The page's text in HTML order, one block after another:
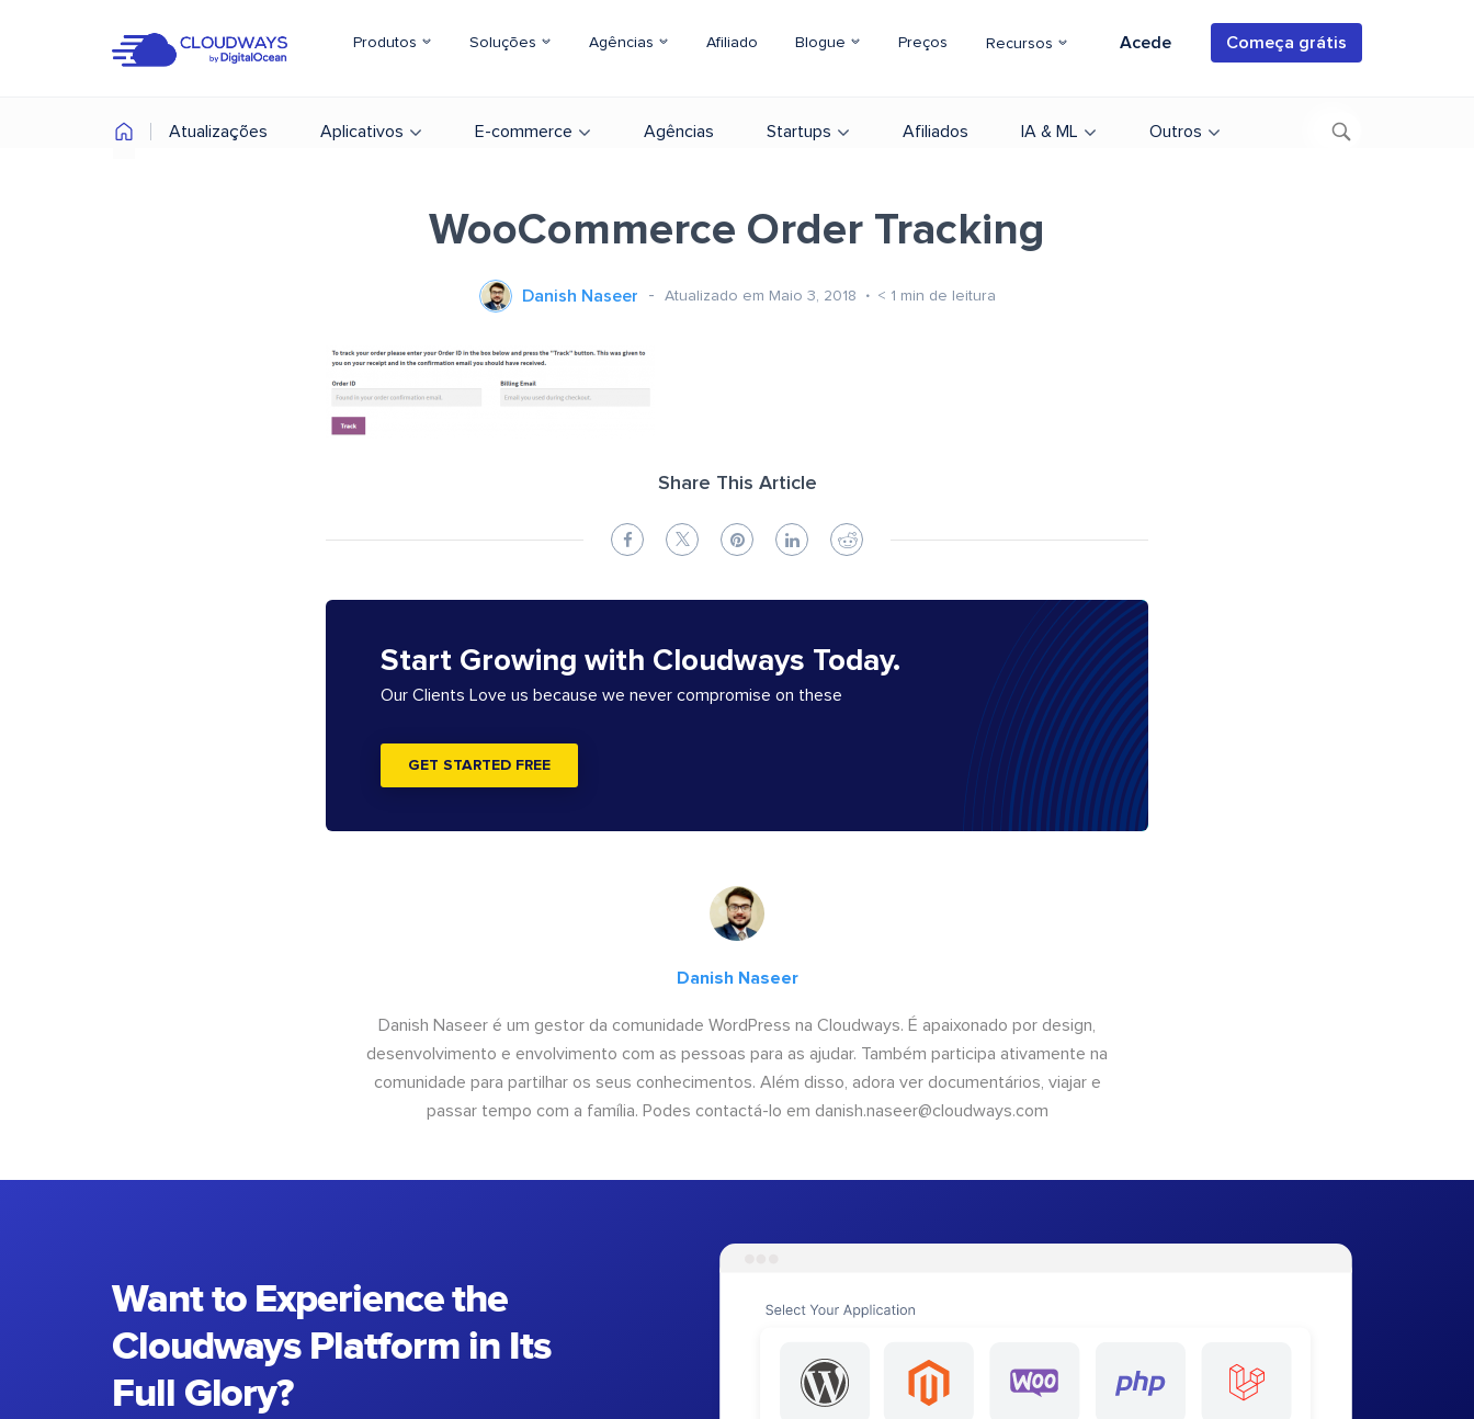
Produtos Soluções Agências Afiliado Blogue Preços Recursos Acede Começa grátis
Atualizações Aplicativos E-commerce Agências Startups Afiliados IA & ML Outros
WooCommerce Order Tracking
Danish Naseer Atualizado em Maio 3, 2018 < 1 min de leitura
Share This Article
Start Growing with Cloudways Today.
Our Clients Love us because we never compromise on these
GET STARTED FREE
Danish Naseer
Danish Naseer é um gestor da comunidade WordPress na Cloudways. É apaixonado por design,
desenvolvimento e envolvimento com as pessoas para as ajudar. Também participa ativamente na
comunidade para partilhar os seus conhecimentos. Além disso, adora ver documentários, viajar e
passar tempo com a família. Podes contactá-lo em danish.naseer@cloudways.com
Want to Experience the
Cloudways Platform in Its
Full Glory?